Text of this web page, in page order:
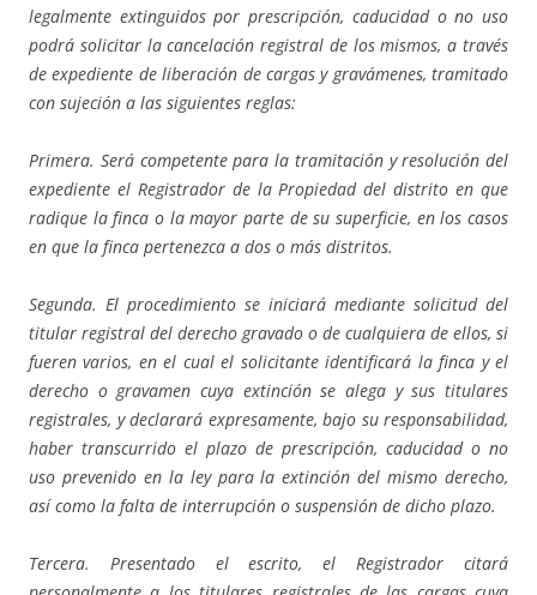
legalmente extinguidos por prescripción, caducidad o no uso
podrá solicitar la cancelación registral de los mismos, a través
de expediente de liberación de cargas y gravámenes, tramitado
con sujeción a las siguientes reglas:
Primera. Será competente para la tramitación y resolución del
expediente el Registrador de la Propiedad del distrito en que
radique la finca o la mayor parte de su superficie, en los casos
en que la finca pertenezca a dos o más distritos.
Segunda. El procedimiento se iniciará mediante solicitud del
titular registral del derecho gravado o de cualquiera de ellos, si
fueren varios, en el cual el solicitante identificará la finca y el
derecho o gravamen cuya extinción se alega y sus titulares
registrales, y declarará expresamente, bajo su responsabilidad,
haber transcurrido el plazo de prescripción, caducidad o no
uso prevenido en la ley para la extinción del mismo derecho,
así como la falta de interrupción o suspensión de dicho plazo.
Tercera. Presentado el escrito, el Registrador citará